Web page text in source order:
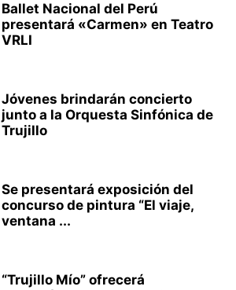
Ballet Nacional del Perú
presentará «Carmen» en Teatro
VRLI
Jóvenes brindarán concierto
junto a la Orquesta Sinfónica de
Trujillo
Se presentará exposición del
concurso de pintura “El viaje,
ventana ...
“Trujillo Mío” ofrecerá